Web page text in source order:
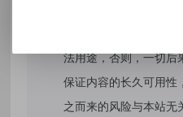
法用途，否则，一切后
保证内容的长久可用性
之而来的风险与本站无